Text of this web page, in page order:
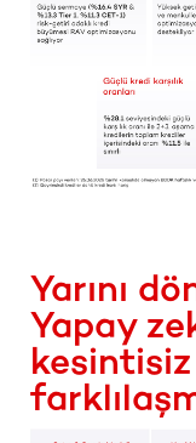
Yarını
Yapay